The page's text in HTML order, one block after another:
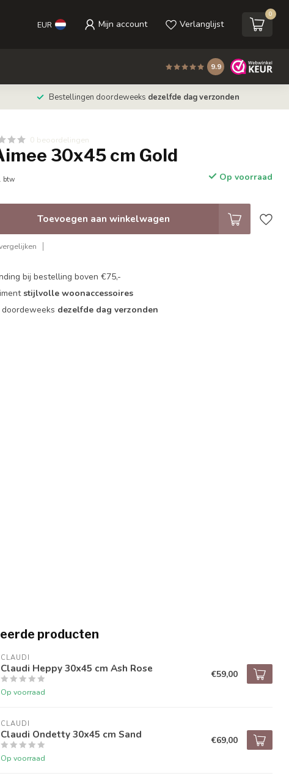
EUR Mijn account Verlanglijst
0
9.9
Bestellingen doordeweeks dezelfde dag verzonden
0 beoordelingen
30x45 cm Gold
btw Op voorraad
Toevoegen aan winkelwagen
bij bestelling boven €75,-
stijlvolle woonaccessoires
dezelfde dag verzonden
producten
CLAUDI
Claudi Heppy 30x45 cm Ash Rose
Op voorraad
€59,00
CLAUDI
Claudi Ondetty 30x45 cm Sand
Op voorraad
€69,00